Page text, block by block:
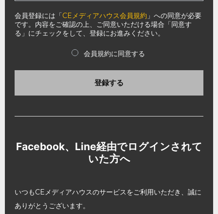
会員登録には「CEメディアハウス会員規約 」への同意が必要
です。内容をご確認の上、ご同意いただける場合「同意す
る」にチェックをして、登録にお進みください。
会員規約に同意する
登録する
Facebook、Line経由でログインされて
いた方へ
いつもCEメディアハウスのサービスをご利用いただき、誠に
ありがとうございます。